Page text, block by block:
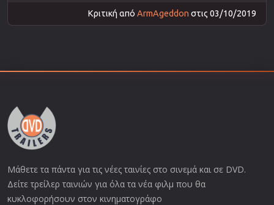
Κριτική από ArmAgeddon στις 03/10/2019
Μάθετε τα πάντα για τις νέες ταινίες στο σινεμά και σε DVD.
Δείτε τρείλερ ταινιών για όλα τα νέα φιλμ που θα
κυκλοφορήσουν στον κινηματογράφο